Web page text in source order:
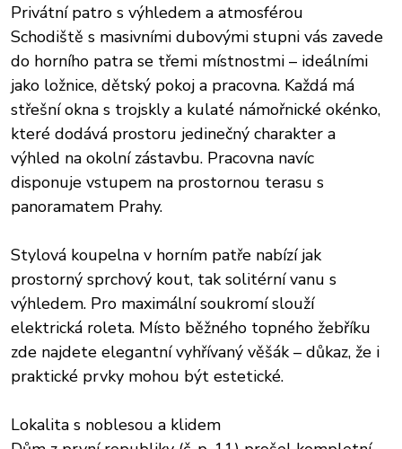
Privátní patro s výhledem a atmosférou
Schodiště s masivními dubovými stupni vás zavede
do horního patra se třemi místnostmi – ideálními
jako ložnice, dětský pokoj a pracovna. Každá má
střešní okna s trojskly a kulaté námořnické okénko,
které dodává prostoru jedinečný charakter a
výhled na okolní zástavbu. Pracovna navíc
disponuje vstupem na prostornou terasu s
panoramatem Prahy.
Stylová koupelna v horním patře nabízí jak
prostorný sprchový kout, tak solitérní vanu s
výhledem. Pro maximální soukromí slouží
elektrická roleta. Místo běžného topného žebříku
zde najdete elegantní vyhřívaný věšák – důkaz, že i
praktické prvky mohou být estetické.
Lokalita s noblesou a klidem